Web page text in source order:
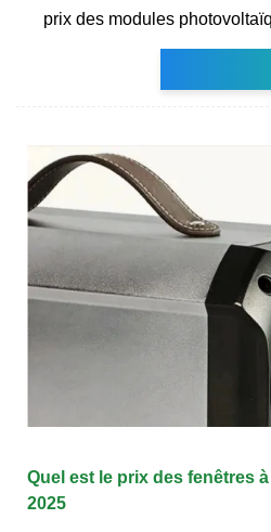
prix des modules
Quel est le prix des fenêtres
2025